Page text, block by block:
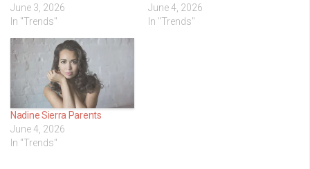
June 3, 2026
In "Trends"
June 4, 2026
In "Trends"
Nadine Sierra Parents
June 4, 2026
In "Trends"